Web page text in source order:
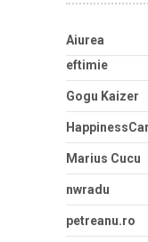
Aiurea
eftimie
Gogu Kaizer
Marius Cucu
nwradu
petreanu.ro